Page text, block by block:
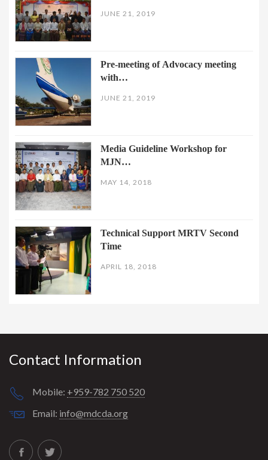
JUNE 21, 2019
Pre-meeting of Advocacy meeting
with…
JUNE 21, 2019
Media Guideline Workshop for
MJN…
MAY 14, 2018
Technical Support MRTV Second
Time
APRIL 18, 2018
Contact Information
Mobile: +959-782 750 520
Email: info@mdcda.org